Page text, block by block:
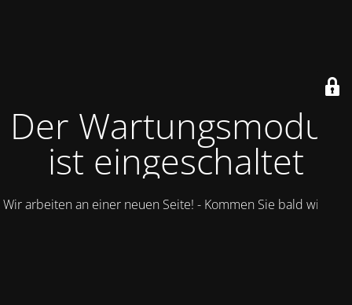
Der Wartungsmodus
ist eingeschaltet
Wir arbeiten an einer neuen Seite! - Kommen Sie bald wieder.